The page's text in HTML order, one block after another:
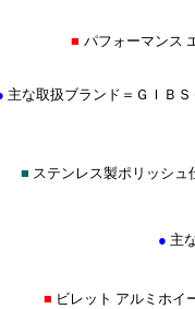
■ パフォーマンス
主な取扱ブランド＝ＧＩＢ
■ ステンレス製ポリッシ
● 主
■ ビレット アルミホ